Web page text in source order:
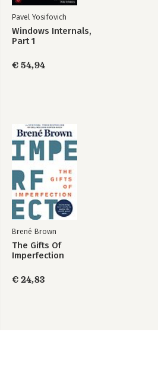
Voorgeprogrammeerd. Hoe internet
Check in/Check out. The Public Space
(2011) en RFID and Identity
Daarnaast schreef Chris meer dan
waaronder een reeks over hackers in
Pavel Yosifovich
Windows Internals,
Part 1
€ 54,94
Brené Brown
The Gifts Of
Imperfection
€ 24,83